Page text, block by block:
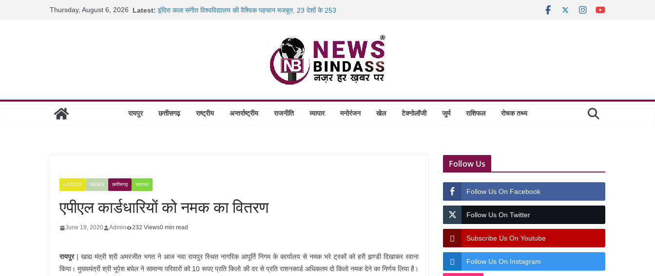
Thursday, August 6, 2026 Latest: इंदिरा कला संगीत विश्वविद्यालय की वैश्विक पहचान मजबूत, 23 देशों के 253
साइबर ठगी पर दुर्ग पुलिस का बड़ा एक्शन: 13 म्यूल बैंक खाताधारक गिरफ्तार
BSP ई-ऑक्शन विवाद: 10 लाख रुपये की बयाना राशि जब्ती के खिलाफ
रायपुर छत्तीसगढ़ राष्ट्रीय अन्तर्राष्ट्रीय राजनीति व्यापार मनोरंजन खेल टेक्नोलॉजी जुर्म राशिफल रोचक तथ्य
LATEST NEWS छत्तीसगढ़ स्वास्थ्य
एपीएल कार्डधारियों को नमक का वितरण
June 19, 2020 Admin 232 Views0 min read
रायपुर | खाद्य मंत्री श्री अमरजीत भगत ने आज नवा रायपुर स्थित नागरिक आपूर्ति निगम के कार्यालय से नमक भरे ट्रकों को हरी झण्डी दिखाकर रवाना
किया। मुख्यमंत्री श्री भूपेश बघेल ने सामान्य परिवारों को 10 रूपए प्रति किलो की दर से प्रति राशनकार्ड अधिकतम दो किलो नमक देने का निर्णय लिया है।
Follow Us
Follow Us On Facebook
Follow Us On Twitter
Subscribe Us On Youtube
Follow Us On Instagram